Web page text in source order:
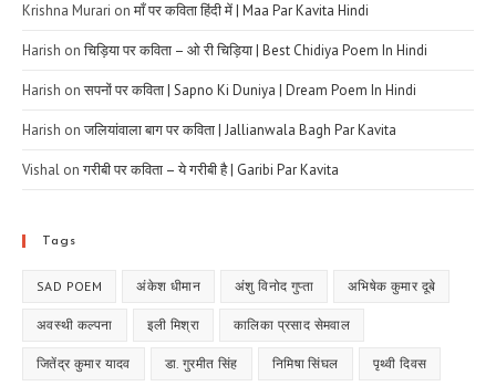
Krishna Murari onमाँ पर कविता हिंदी में | Maa Par Kavita Hindi
Harish onचिड़िया पर कविता – ओ री चिड़िया | Best Chidiya Poem In Hindi
Harish onसपनों पर कविता | Sapno Ki Duniya | Dream Poem In Hindi
Harish onजलियांवाला बाग पर कविता | Jallianwala Bagh Par Kavita
Vishal onगरीबी पर कविता – ये गरीबी है | Garibi Par Kavita
Tags
SAD POEM अंकेश धीमान अंशु विनोद गुप्ता अभिषेक कुमार दूबे
अवस्थी कल्पना इली मिश्रा कालिका प्रसाद सेमवाल
जितेंद्र कुमार यादव डा. गुरमीत सिंह निमिषा सिंघल पृथ्वी दिवस